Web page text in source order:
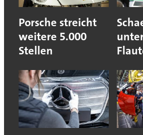
Porsche streicht
weitere 5.000
Stellen